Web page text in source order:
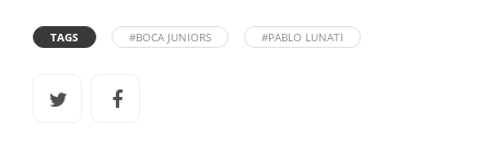
TAGS #BOCA JUNIORS #PABLO LUNATI